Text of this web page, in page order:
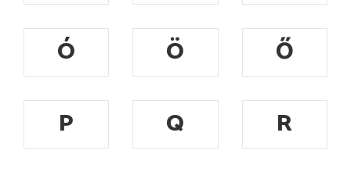
Ó
Ö
Ő
P
Q
R